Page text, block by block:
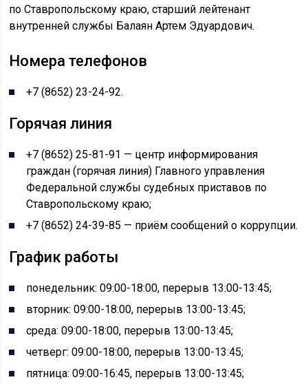
по Ставропольскому краю, старший лейтенант
внутренней службы Балаян Артем Эдуардович.
Номера телефонов
+7 (8652) 23-24-92.
Горячая линия
+7 (8652) 25-81-91 — центр информирования
граждан (горячая линия) Главного управления
Федеральной службы судебных приставов по
Ставропольскому краю;
+7 (8652) 24-39-85 — приём сообщений о коррупции.
График работы
понедельник: 09:00-18:00, перерыв 13:00-13:45;
вторник: 09:00-18:00, перерыв 13:00-13:45;
среда: 09:00-18:00, перерыв 13:00-13:45;
четверг: 09:00-18:00, перерыв 13:00-13:45;
пятница: 09:00-16:45, перерыв 13:00-13:45;